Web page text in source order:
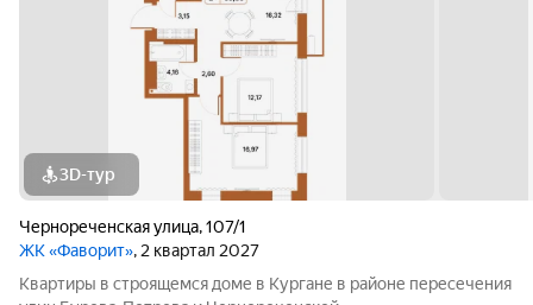
3D-тур
Чернореченская улица,107/1
ЖК «Фаворит», 2 квартал 2027
Квартиры в строящемся доме в Кургане в районе пересечения